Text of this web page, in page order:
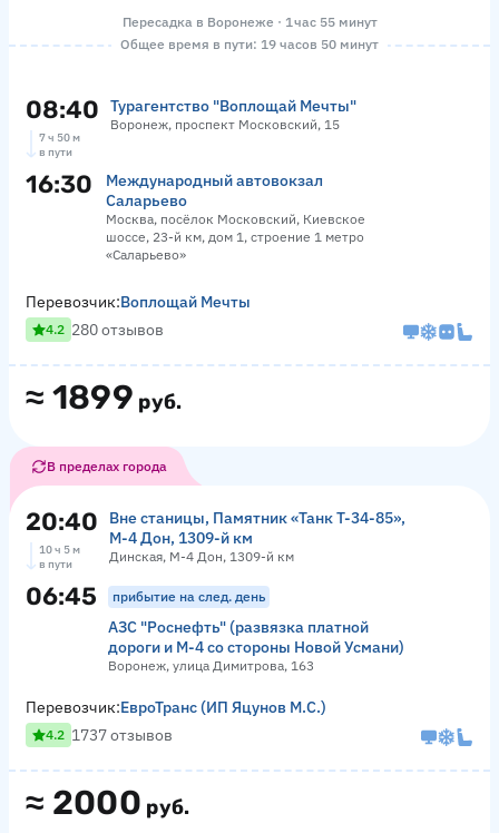
Пересадка в Воронеже · 1 час 55 минут
Общее время в пути: 19 часов 50 минут
08:40 Турагентство "Воплощай Мечты"
Воронеж, проспект Московский, 15
7 ч 50 м
в пути
16:30
Международный автовокзал
Саларьево
Москва, посёлок Московский, Киевское
шоссе, 23-й км, дом 1, строение 1 метро
«Саларьево»
≈ 1899 руб.
Перевозчик:Воплощай Мечты
4.2 280 отзывов
В пределах города
20:40
Вне станицы, Памятник «‎Танк Т-34-85»,
М-4 Дон, 1309-й км
Динская, М-4 Дон, 1309-й км
10 ч 5 м
в пути
06:45 прибытие на след. день
АЗС "Роснефть" (развязка платной
дороги и М-4 со стороны Новой Усмани)
Воронеж, улица Димитрова, 163
≈ 2000 руб.
Перевозчик:ЕвроТранс (ИП Яцунов М.С.)
4.2 1737 отзывов